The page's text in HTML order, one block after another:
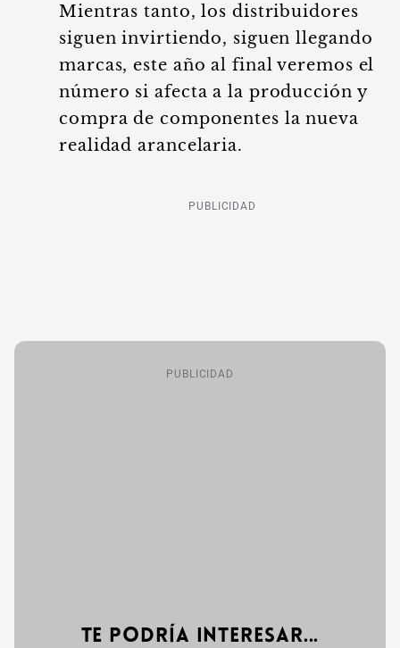
Mientras tanto, los distribuidores
siguen invirtiendo, siguen llegando
marcas, este año al final veremos el
número si afecta a la producción y
compra de componentes la nueva
realidad arancelaria.
PUBLICIDAD
PUBLICIDAD
Te podría interesar...